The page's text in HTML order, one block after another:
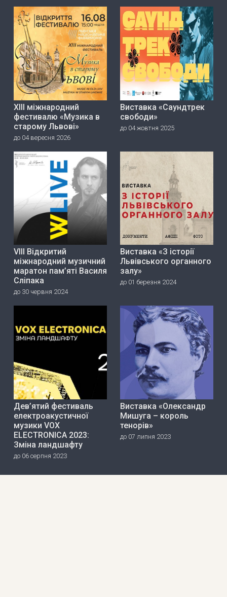
ХІІІ міжнародний
фестивалю «Музика в
старому Львові»
до 04 вересня 2026
Виставка «Саундтрек
свободи»
до 04 жовтня 2025
VIII Відкритий
міжнародний музичний
маратон пам’яті Василя
Сліпака
до 30 червня 2024
Виставка «З історії
Львівського органного
залу»
до 01 березня 2024
Дев’ятий фестиваль
електроакустичної
музики VOX
ELECTRONICA 2023:
Зміна ландшафту
до 06 серпня 2023
Виставка «Олександр
Мишуга – король
тенорів»
до 07 липня 2023